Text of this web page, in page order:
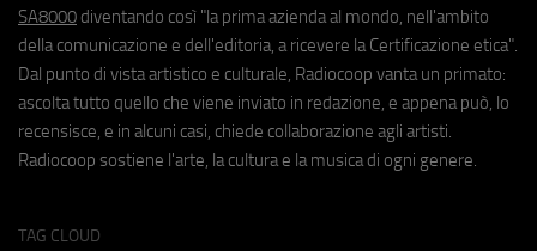
SA8000 diventando così "la prima azienda al mondo, nell'ambito
della comunicazione e dell'editoria, a ricevere la Certificazione etica".
Dal punto di vista artistico e culturale, Radiocoop vanta un primato:
ascolta tutto quello che viene inviato in redazione, e appena può, lo
recensisce, e in alcuni casi, chiede collaborazione agli artisti.
Radiocoop sostiene l'arte, la cultura e la musica di ogni genere.
TAG CLOUD